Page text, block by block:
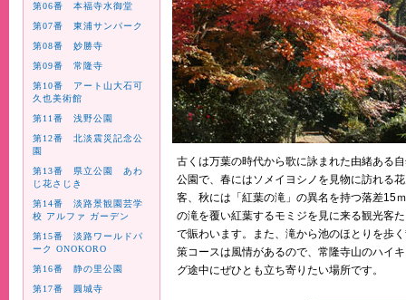
第06番 本福寺水御堂
第07番 東浦サンパーク
第08番 妙勝寺
第09番 常隆寺
第10番 アート山大石可
久也美術館
第11番 浅野公園
第12番 北淡震災記念公
園
第13番 県立公園 あわ
じ花さじき
第14番 淡路景観園芸学
校 アルファ ガーデン
第15番 淡路ワールドパ
ーク ONOKORO
第16番 静の里公園
第17番 圓城寺
古くは万葉の時代から歌に詠まれた由緒ある
公園で、春にはソメイヨシノを見物に訪れる
客、秋には「紅葉の滝」の異名を持つ落差15ｍ
の滝を覆い紅葉するモミジを見に来る観光客
で賑わいます。また、滝から池のほとりを歩
策コースは風情があるので、常隆寺山のハイ
グ途中にぜひとも立ち寄りたい場所です。